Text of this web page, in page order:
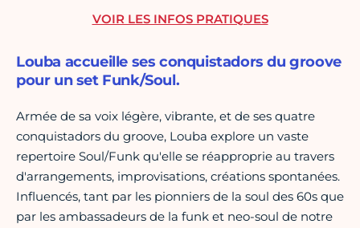
Louba accueille ses conquistadors du groove
pour un set Funk/Soul.
Armée de sa voix légère, vibrante, et de ses quatre
conquistadors du groove, Louba explore un vaste
repertoire Soul/Funk qu'elle se réapproprie au travers
d'arrangements, improvisations, créations spontanées.
Influencés, tant par les pionniers de la soul des 60s que
par les ambassadeurs de la funk et neo-soul de notre
VOIR LES INFOS PRATIQUES